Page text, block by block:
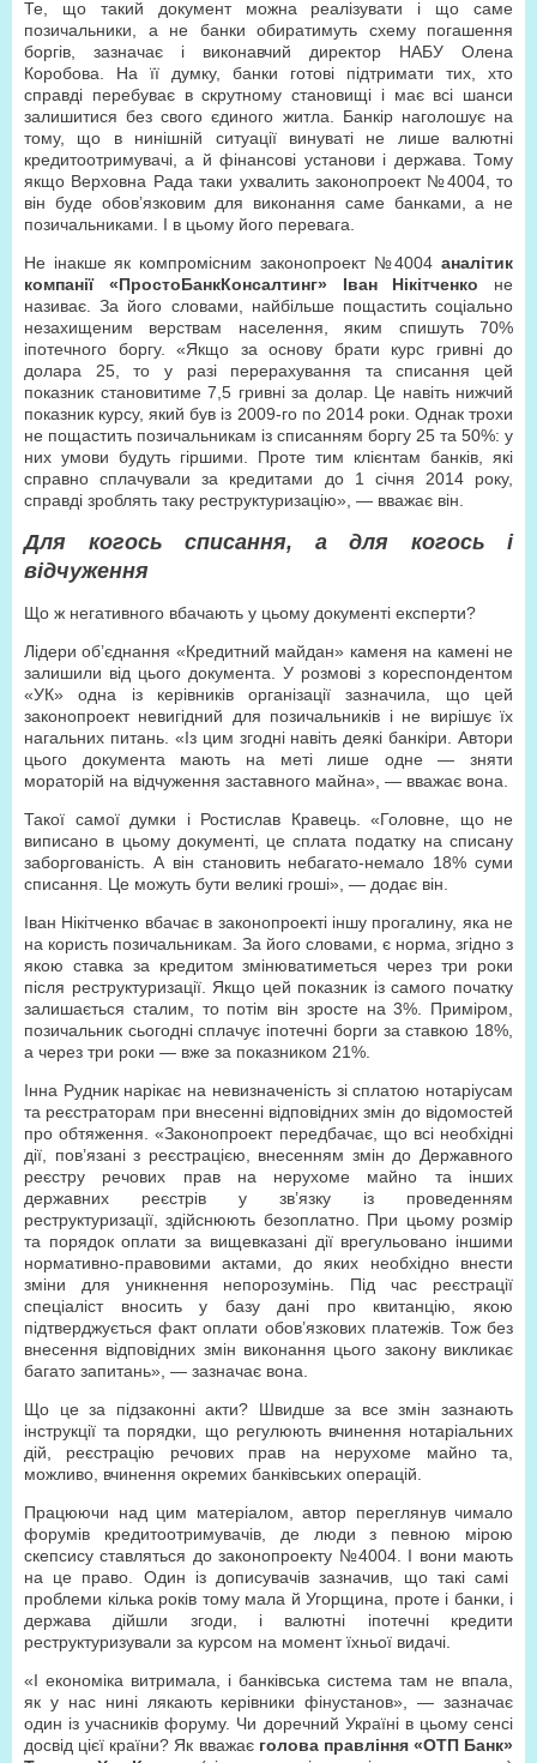
Те, що такий документ можна реалізувати і що саме
позичальники, а не банки обиратимуть схему погашення
боргів, зазначає і виконавчий директор НАБУ Олена
Коробова. На її думку, банки готові підтримати тих, хто
справді перебуває в скрутному становищі і має всі шанси
залишитися без свого єдиного житла. Банкір наголошує на
тому, що в нинішній ситуації винуваті не лише валютні
кредитоотримувачі, а й фінансові установи і держава. Тому
якщо Верховна Рада таки ухвалить законопроект №4004, то
він буде обов’язковим для виконання саме банками, а не
позичальниками. І в цьому його перевага.
Не інакше як компромісним законопроект №4004 аналітик
компанії «ПростоБанкКонсалтинг» Іван Нікітченко не
називає. За його словами, найбільше пощастить соціально
незахищеним верствам населення, яким спишуть 70%
іпотечного боргу. «Якщо за основу брати курс гривні до
долара 25, то у разі перерахування та списання цей
показник становитиме 7,5 гривні за долар. Це навіть нижчий
показник курсу, який був із 2009-го по 2014 роки. Однак трохи
не пощастить позичальникам із списанням боргу 25 та 50%: у
них умови будуть гіршими. Проте тим клієнтам банків, які
справно сплачували за кредитами до 1 січня 2014 року,
справді зроблять таку реструктуризацію», — вважає він.
Для когось списання, а для когось і
відчуження
Що ж негативного вбачають у цьому документі експерти?
Лідери об’єднання «Кредитний майдан» каменя на камені не
залишили від цього документа. У розмові з кореспондентом
«УК» одна із керівників організації зазначила, що цей
законопроект невигідний для позичальників і не вирішує їх
нагальних питань. «Із цим згодні навіть деякі банкіри. Автори
цього документа мають на меті лише одне — зняти
мораторій на відчуження заставного майна», — вважає вона.
Такої самої думки і Ростислав Кравець. «Головне, що не
виписано в цьому документі, це сплата податку на списану
заборгованість. А він становить небагато-немало 18% суми
списання. Це можуть бути великі гроші», — додає він.
Іван Нікітченко вбачає в законопроекті іншу прогалину, яка не
на користь позичальникам. За його словами, є норма, згідно з
якою ставка за кредитом змінюватиметься через три роки
після реструктуризації. Якщо цей показник із самого початку
залишається сталим, то потім він зросте на 3%. Приміром,
позичальник сьогодні сплачує іпотечні борги за ставкою 18%,
а через три роки — вже за показником 21%.
Інна Рудник нарікає на невизначеність зі сплатою нотаріусам
та реєстраторам при внесенні відповідних змін до відомостей
про обтяження. «Законопроект передбачає, що всі необхідні
дії, пов’язані з реєстрацією, внесенням змін до Державного
реєстру речових прав на нерухоме майно та інших
державних реєстрів у зв’язку із проведенням
реструктуризації, здійснюють безоплатно. При цьому розмір
та порядок оплати за вищевказані дії врегульовано іншими
нормативно-правовими актами, до яких необхідно внести
зміни для уникнення непорозумінь. Під час реєстрації
спеціаліст вносить у базу дані про квитанцію, якою
підтверджується факт оплати обов’язкових платежів. Тож без
внесення відповідних змін виконання цього закону викликає
багато запитань», — зазначає вона.
Що це за підзаконні акти? Швидше за все змін зазнають
інструкції та порядки, що регулюють вчинення нотаріальних
дій, реєстрацію речових прав на нерухоме майно та,
можливо, вчинення окремих банківських операцій.
Працюючи над цим матеріалом, автор переглянув чимало
форумів кредитоотримувачів, де люди з певною мірою
скепсису ставляться до законопроекту №4004. І вони мають
на це право. Один із дописувачів зазначив, що такі самі
проблеми кілька років тому мала й Угорщина, проте і банки, і
держава дійшли згоди, і валютні іпотечні кредити
реструктуризували за курсом на момент їхньої видачі.
«І економіка витримала, і банківська система там не впала,
як у нас нині лякають керівники фінустанов», — зазначає
один із учасників форуму. Чи доречний Україні в цьому сенсі
досвід цієї країни? Як вважає голова правління «ОТП Банк»